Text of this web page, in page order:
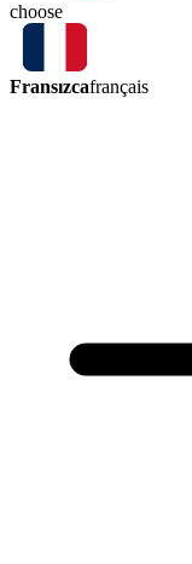
choose
Fransızcafrançais